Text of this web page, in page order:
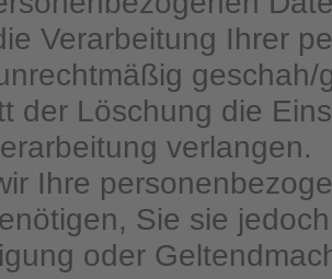
Verarbeitung Ihrer
der Löschung die
verlangen.
Ihre
Sie sie
oder